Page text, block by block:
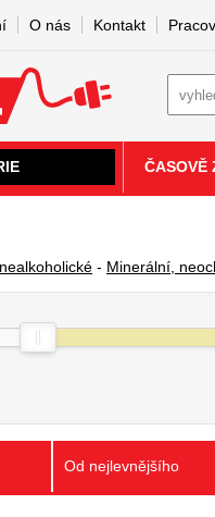
- Minerální,
Od nejlevnějšího
O nás Kontakt
ČASOVĚ